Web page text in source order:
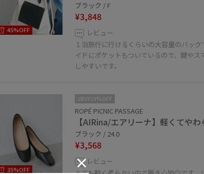
45%OFF
ブラック / F
¥3,848
レビュー
１泊旅行に行けるくらいの大容量のバッ
イドにポケットもついているので、鍵やス
しやすいです。
35%OFF
2BUY10%OFF
ROPÉ PICNIC PASSAGE
【AIRina/エアリーナ】軽くてや
ブラック / 24.0
¥3,568
レビュー